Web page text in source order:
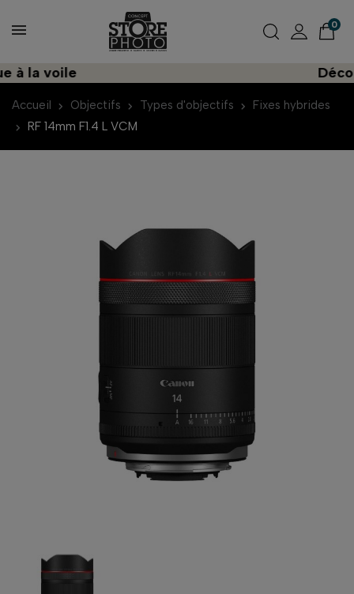
0
voile
Accueil Objectifs Types d'objectifs
Fixes hybrides
RF 14mm F1.4 L VCM